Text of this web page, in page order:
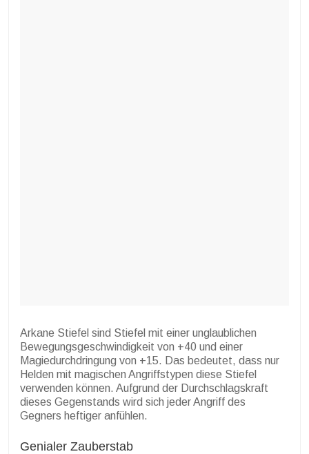
Arkane Stiefel sind Stiefel mit einer unglaublichen
Bewegungsgeschwindigkeit von +40 und einer
Magiedurchdringung von +15. Das bedeutet, dass nur
Helden mit magischen Angriffstypen diese Stiefel
verwenden können. Aufgrund der Durchschlagskraft
dieses Gegenstands wird sich jeder Angriff des
Gegners heftiger anfühlen.
Genialer Zauberstab